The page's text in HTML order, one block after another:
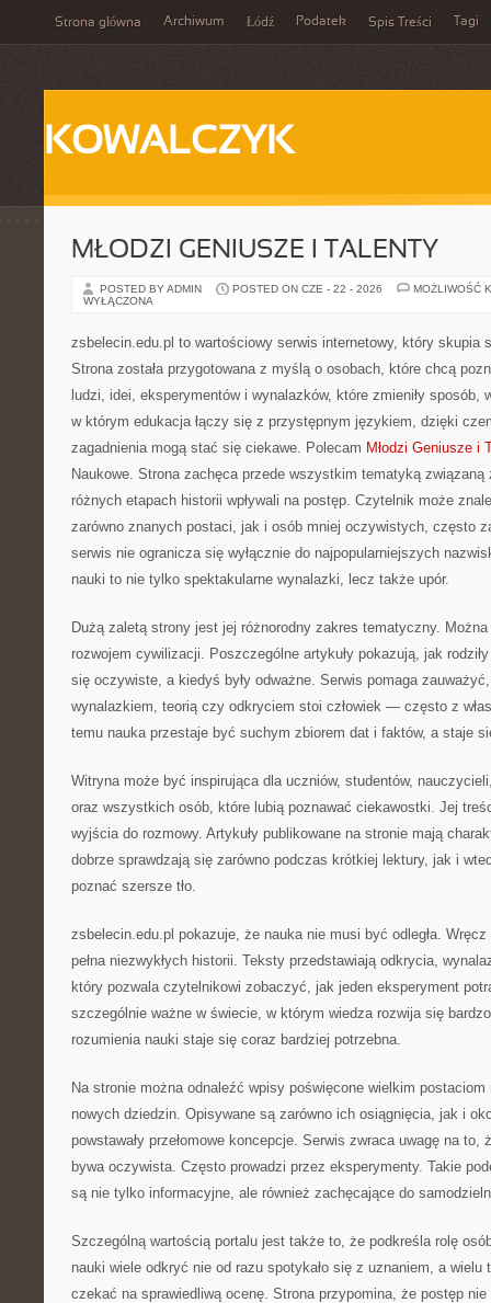
Strona główna Archiwum Łódź Podatek Spis Treści Tagi
KOWALCZYK
MŁODZI GENIUSZE I TALENTY
POSTED BY ADMIN POSTED ON CZE - 22 - 2026
MOŻLIWOŚĆ
WYŁĄCZONA
zsbelecin.edu.pl to wartościowy serwis internetowy, który skupia
Strona została przygotowana z myślą o osobach, które chcą
ludzi, idei, eksperymentów i wynalazków, które zmieniły sposób,
w którym edukacja łączy się z przystępnym językiem, dzięki
zagadnienia mogą stać się ciekawe. Polecam Młodzi Geniusze i
Naukowe. Strona zachęca przede wszystkim tematyką
różnych etapach historii wpływali na postęp. Czytelnik może
zarówno znanych postaci, jak i osób mniej oczywistych, często
serwis nie ogranicza się wyłącznie do najpopularniejszych
nauki to nie tylko spektakularne wynalazki, lecz także upór.
Dużą zaletą strony jest jej różnorodny zakres tematyczny.
rozwojem cywilizacji. Poszczególne artykuły pokazują, jak
się oczywiste, a kiedyś były odważne. Serwis pomaga
wynalazkiem, teorią czy odkryciem stoi człowiek — często z
temu nauka przestaje być suchym zbiorem dat i faktów, a staje
Witryna może być inspirująca dla uczniów, studentów,
oraz wszystkich osób, które lubią poznawać ciekawostki. Jej
wyjścia do rozmowy. Artykuły publikowane na stronie mają
dobrze sprawdzają się zarówno podczas krótkiej lektury, jak i
poznać szersze tło.
zsbelecin.edu.pl pokazuje, że nauka nie musi być odległa.
pełna niezwykłych historii. Teksty przedstawiają odkrycia,
który pozwala czytelnikowi zobaczyć, jak jeden eksperyment
szczególnie ważne w świecie, w którym wiedza rozwija się
rozumienia nauki staje się coraz bardziej potrzebna.
Na stronie można odnaleźć wpisy poświęcone wielkim
nowych dziedzin. Opisywane są zarówno ich osiągnięcia, jak i
powstawały przełomowe koncepcje. Serwis zwraca uwagę na to,
bywa oczywista. Często prowadzi przez eksperymenty. Takie
są nie tylko informacyjne, ale również zachęcające do
Szczególną wartością portalu jest także to, że podkreśla rolę
nauki wiele odkryć nie od razu spotykało się z uznaniem, a wielu
czekać na sprawiedliwą ocenę. Strona przypomina, że postęp